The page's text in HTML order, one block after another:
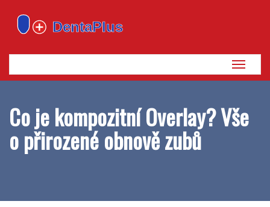
Zobrazit
navigaci
Co je kompozitní Overlay? Vše
o přirozené obnově zubů